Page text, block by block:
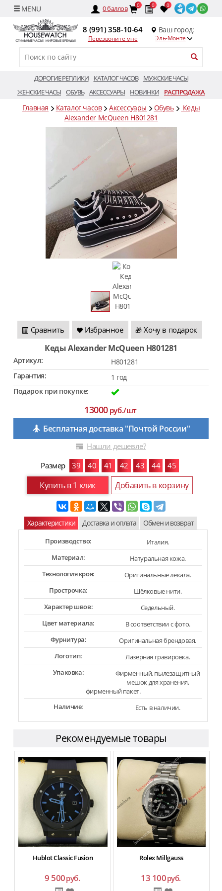
0баллов 0 0 0
8 (991) 358-10-64
Перезвоните мне
Ваш город:
Эль-Монте
ДОРОГИЕ РЕПЛИКИ КАТАЛОГ ЧАСОВ
МУЖСКИЕ ЧАСЫ
ЖЕНСКИЕ ЧАСЫ ОБУВЬ АКСЕССУАРЫ НОВИНКИ РАСПРОДАЖА
Главная Каталог часов Аксессуары Обувь
Кеды
Alexander McQueen H801281
Сравнить Избранное 🎁 Хочу в подарок
Кеды Alexander McQueen H801281
Артикул:
H801281
Гарантия:
1 год
Подарок при покупке:
13000руб./шт
Бесплатная доставка "Почтой России"
Нашли дешевле?
Размер
39 40 41 42 43 44 45
Купить в 1 клик Добавить в корзину
Характеристики Доставка и оплата Обмен и возврат
Производство:
Италия.
Материал:
Натуральная кожа.
Технология кроя:
Оригинальные лекала.
Прострочка:
Шёлковые нити.
Характер швов:
Седельный.
Цвет материала:
В соответствии с фото.
Фурнитура:
Оригинальная брендовая.
Логотип:
Лазерная гравировка.
Упаковка:
Фирменный, пылезащитный
мешок для хранения,
фирменный пакет.
Наличие:
Есть в наличии.
Рекомендуемые товары
Hublot Classic Fusion
9 500руб.
Rolex Millgauss
13 100руб.